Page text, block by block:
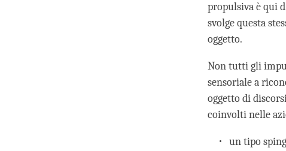
propulsiva è qui
svolge questa
oggetto.
Non tutti gli
sensoriale a
oggetto di
coinvolti nelle
un tipo